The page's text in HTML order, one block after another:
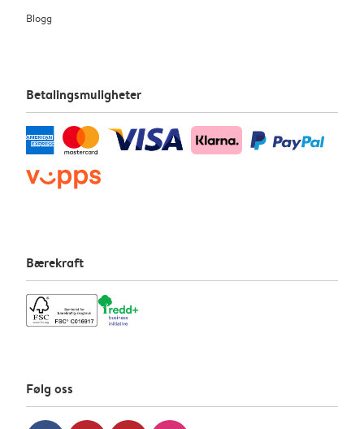
Blogg
Betalingsmuligheter
Bærekraft
Følg oss